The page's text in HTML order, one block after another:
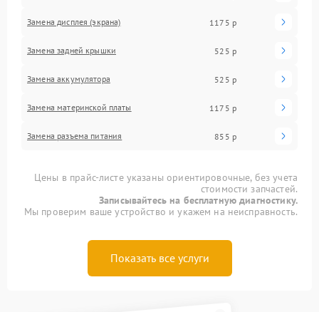
Замена дисплея (экрана) 1175 р
Замена задней крышки 525 р
Замена аккумулятора 525 р
Замена материнской платы 1175 р
Замена разъема питания 855 р
Цены в прайс-листе указаны ориентировочные, без учета
стоимости запчастей.
Записывайтесь на бесплатную диагностику.
Мы проверим ваше устройство и укажем на неисправность.
Показать все услуги